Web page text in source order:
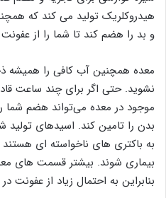
هیدروکلریک تولید می کند که
و بد را هضم کند تا شما را از
معده همچنین آب کافی را همیشه
نشوید. حتی اگر برای چند ساعت
موجود در معده می‌تواند هضم شما
بدن را تامین کند. اسیدهای
به باکتری های ناخواسته ای
بیماری شوند. بیشتر قسمت های
بنابراین به احتمال زیاد از عفونت